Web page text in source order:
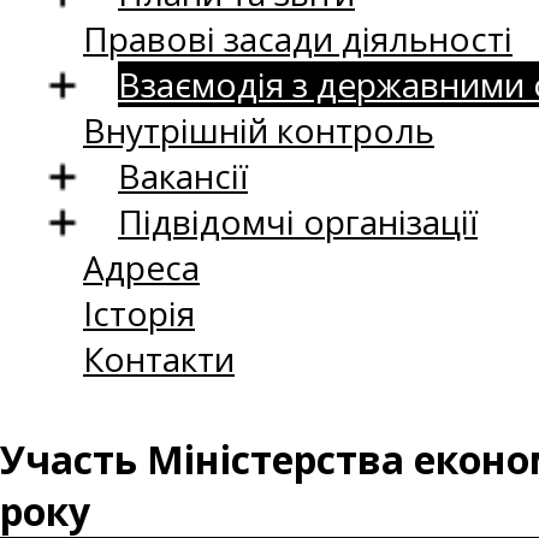
Правові засади діяльності
Взаємодія з
Внутрішній контроль
Вакансії
Підвідомчі організації
Адреса
Історія
Контакти
Участь Міністерства
року